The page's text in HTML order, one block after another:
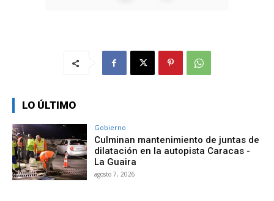
LO ÚLTIMO
Gobierno
Culminan mantenimiento de juntas de
dilatación en la autopista Caracas -
La Guaira
agosto 7, 2026